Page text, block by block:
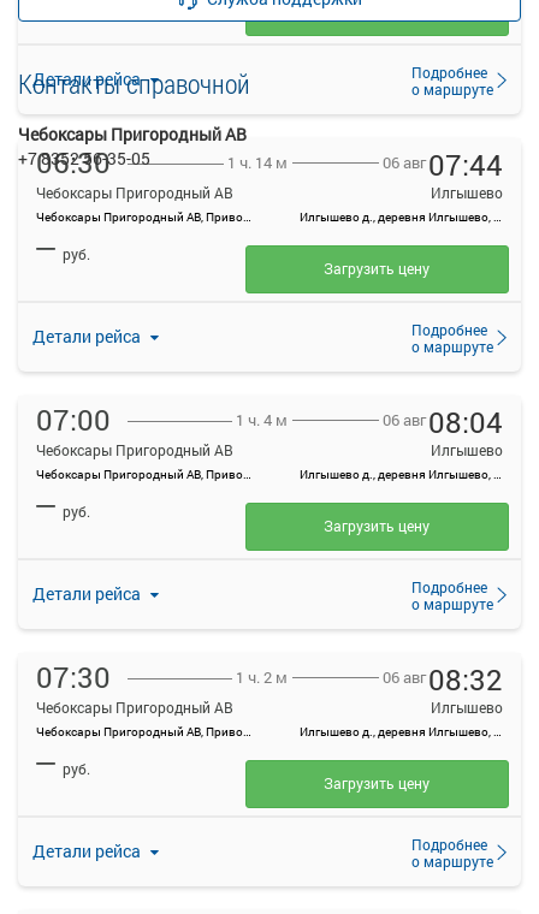
Детали рейса
Подробнее
о маршруте
Загрузить цену
06:30
Чебоксары Пригородный АВ
Чебоксары Пригородный АВ, Привокзальная ул., 3
1 ч. 14 м 06 авг07:44
Илгышево
Илгышево д., деревня Илгышево, Россия
Детали рейса
Подробнее
о маршруте
— руб.
Загрузить цену
07:00
Чебоксары Пригородный АВ
Чебоксары Пригородный АВ, Привокзальная ул., 3
1 ч. 4 м 06 авг08:04
Илгышево
Илгышево д., деревня Илгышево, Россия
Детали рейса
Подробнее
о маршруте
— руб.
Загрузить цену
07:30
Чебоксары Пригородный АВ
Чебоксары Пригородный АВ, Привокзальная ул., 3
1 ч. 2 м 06 авг08:32
Илгышево
Илгышево д., деревня Илгышево, Россия
Детали рейса
Подробнее
о маршруте
— руб.
Загрузить цену
Контакты справочной
Чебоксары Пригородный АВ
+7 8352 56-35-05